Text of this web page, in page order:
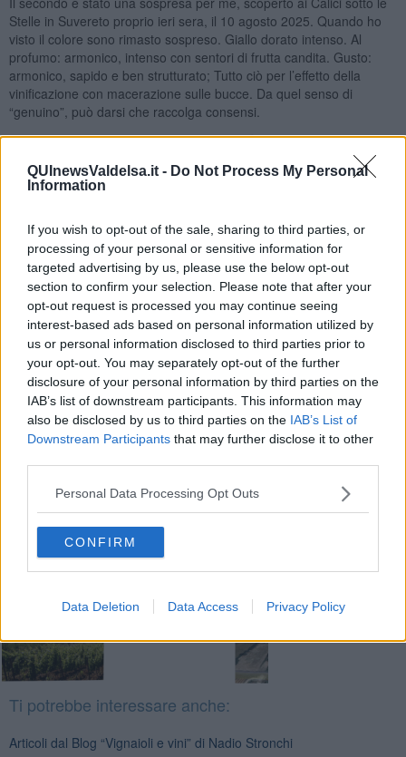
QUInewsValdelsa.it - Do Not Process My Personal
Information
If you wish to opt-out of the sale, sharing to third parties, or
processing of your personal or sensitive information for
targeted advertising by us, please use the below opt-out
section to confirm your selection. Please note that after your
opt-out request is processed you may continue seeing
interest-based ads based on personal information utilized by
us or personal information disclosed to third parties prior to
your opt-out. You may separately opt-out of the further
disclosure of your personal information by third parties on the
IAB’s list of downstream participants. This information may
also be disclosed by us to third parties on the IAB’s List of
Downstream Participants that may further disclose it to other
Personal Data Processing Opt Outs
CONFIRM
Data Deletion Data Access Privacy Policy
Stelle in Suvereto proprio ieri sera, il 10 agosto 2025. Quando ho
visto il colore sono rimasto sospreso. Giallo dorato intenso. Al
profumo: armonico, intenso con sentori di frutta candita. Gusto:
armonico, sapido e ben strutturato; Tutto ciò per l’effetto della
vinificazione con macerazione sulle bucce. Da quel senso di
“genuino”, può darsi che raccolga consensi.
Loc Macchion dei Lupi, prima di arrivare in Suvereto dal lato
Venturina Terme SS 398.
Nadio Stronchi
Se vuoi leggere le notizie principali della Toscana iscriviti alla
Arriva gratis tutti i giorni
alle 20:00 direttamente nella tua casella di posta.
Basta cliccareQUI
Fotogallery
Ti potrebbe interessare anche:
Articoli dal Blog “Vignaioli e vini” di Nadio Stronchi